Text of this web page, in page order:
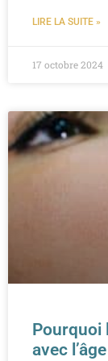
LIRE LA SUITE »
17 octobre 2024
Pourquoi
avec